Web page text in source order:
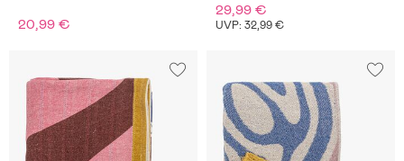
20,99 €
29,99 €
UVP: 32,99 €